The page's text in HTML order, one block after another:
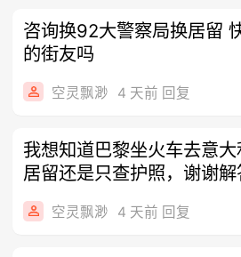
咨询换92大警察局换居留
的街友吗
空灵飘渺 4 天前 回复
我想知道巴黎坐火车去意
居留还是只查护照，谢谢
空灵飘渺 4 天前 回复